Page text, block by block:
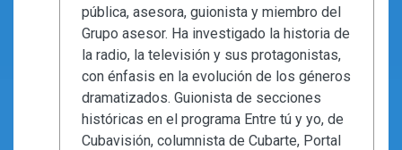
pública, asesora, guionista y miembro del
Grupo asesor. Ha investigado la historia de
la radio, la televisión y sus protagonistas,
con énfasis en la evolución de los géneros
dramatizados. Guionista de secciones
históricas en el programa Entre tú y yo, de
Cubavisión, columnista de Cubarte, Portal